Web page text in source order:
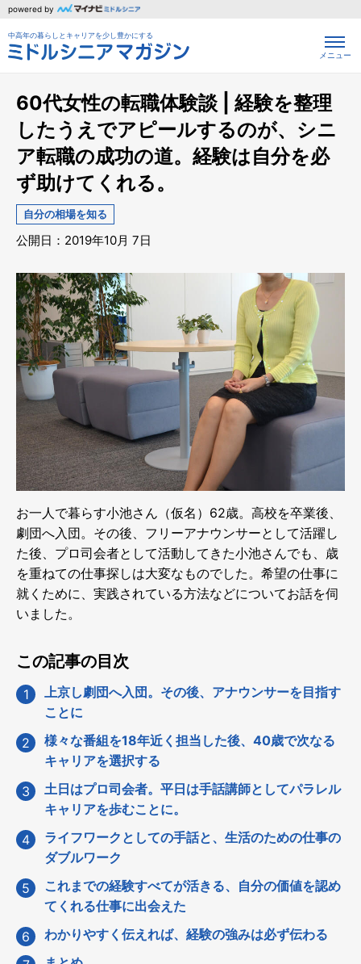
powered by
中高年の暮らしとキャリアを少し豊かにする
メニュー
60代女性の転職体験談 | 経験を整理
したうえでアピールするのが、シニ
ア転職の成功の道。経験は自分を必
ず助けてくれる。
自分の相場を知る
公開日：2019年10月 7日
お一人で暮らす小池さん（仮名）62歳。高校を卒業後、
劇団へ入団。その後、フリーアナウンサーとして活躍し
た後、プロ司会者として活動してきた小池さんでも、歳
を重ねての仕事探しは大変なものでした。希望の仕事に
就くために、実践されている方法などについてお話を伺
いました。
この記事の目次
上京し劇団へ入団。その後、アナウンサーを目指す
ことに
様々な番組を18年近く担当した後、40歳で次なる
キャリアを選択する
土日はプロ司会者。平日は手話講師としてパラレル
キャリアを歩むことに。
ライフワークとしての手話と、生活のための仕事の
ダブルワーク
これまでの経験すべてが活きる、自分の価値を認め
てくれる仕事に出会えた
わかりやすく伝えれば、経験の強みは必ず伝わる